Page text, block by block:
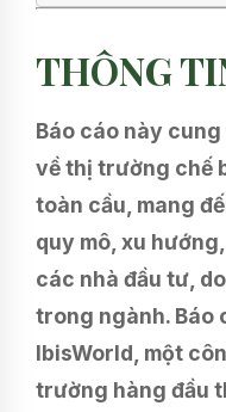
THÔNG
Báo cáo này
về thị trường chế
toàn cầu, mang
quy mô, xu
các nhà đầu tư,
trong ngành. Báo
IbisWorld, một
trường hàng đầu